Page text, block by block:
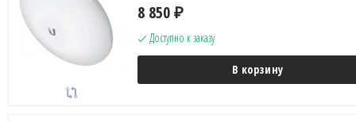
8 850 ₽
Доступно к заказу
В корзину